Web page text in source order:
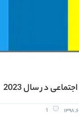
در سال 2023
1